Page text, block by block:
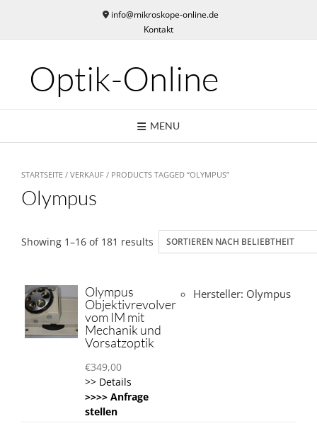
content
info@mikroskope-online.de
Kontakt
Optik-Online
MENU
STARTSEITE / VERKAUF / PRODUCTS TAGGED “OLYMPUS”
Olympus
Showing 1–16 of 181 results
Olympus
Objektivrevolver
vom IM mit
Mechanik und
Vorsatzoptik
€349,00
>> Details
>>>> Anfrage
stellen
Hersteller: Olympus